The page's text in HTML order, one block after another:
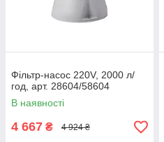
Фільтр-насос 220V, 2000 л/
год, арт. 28604/58604
В наявності
4 667 ₴ 4 924 ₴